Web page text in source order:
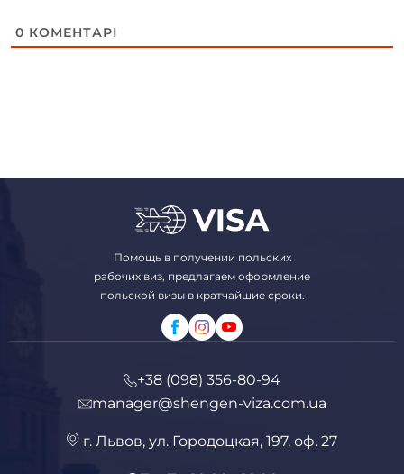
0 КОМЕНТАРІ
Помощь в получении польских
рабочих виз, предлагаем оформление
польской визы в кратчайшие сроки.
+38 (098) 356-80-94
manager@shengen-viza.com.ua
г. Львов, ул. Городоцкая, 197, оф. 27